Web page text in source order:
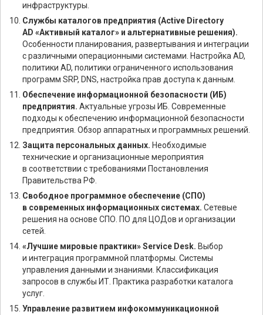
инфраструктуры.
Службы каталогов предприятия (Active Directory
AD «Активный каталог» и альтернативные решения).
Особенности планирования, развертывания и интеграции
с различными операционными системами. Настройка AD,
политики AD, политики ограниченного использования
программ SRP, DNS, настройка прав доступа к данным.
Обеспечение информационной безопасности (ИБ)
предприятия. Актуальные угрозы ИБ. Современные
подходы к обеспечению информационной безопасности
предприятия. Обзор аппаратных и программных решений.
Защита персональных данных. Необходимые
технические и организационные мероприятия
в соответствии с требованиями Постановления
Правительства РФ.
Свободное программное обеспечение (СПО)
в современных информационных системах. Сетевые
решения на основе СПО. ПО для ЦОДов и организации
сетей.
«Лучшие мировые практики» Service Desk. Выбор
и интеграция программной платформы. Системы
управления данными и знаниями. Классификация
запросов в службы ИТ. Практика разработки каталога
услуг.
Управление развитием инфокоммуникационной